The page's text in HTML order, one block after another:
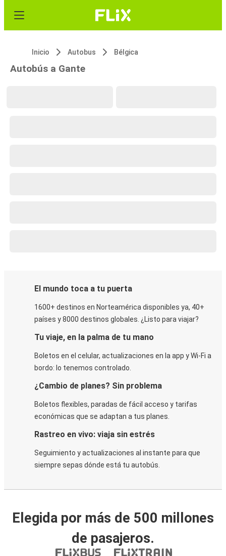
Inicio Autobus Bélgica
Autobús a Gante
El mundo toca a tu puerta
1600+ destinos en Norteamérica disponibles ya, 40+
países y 8000 destinos globales. ¿Listo para viajar?
Tu viaje, en la palma de tu mano
Boletos en el celular, actualizaciones en la app y Wi-Fi a
bordo: lo tenemos controlado.
¿Cambio de planes? Sin problema
Boletos flexibles, paradas de fácil acceso y tarifas
económicas que se adaptan a tus planes.
Rastreo en vivo: viaja sin estrés
Seguimiento y actualizaciones al instante para que
siempre sepas dónde está tu autobús.
Elegida por más de 500 millones
de pasajeros.